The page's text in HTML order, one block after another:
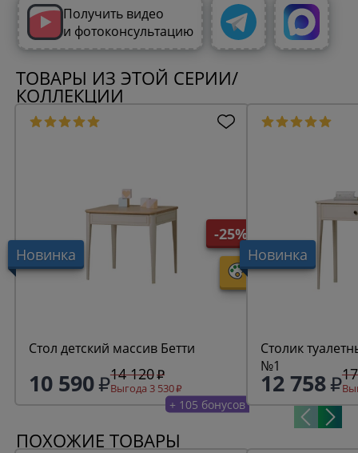
Получить видео
и фотоконсультацию
ТОВАРЫ ИЗ ЭТОЙ СЕРИИ/
КОЛЛЕКЦИИ
Новинка
-25%
Стол детский массив Бетти
10 590 14 120
Выгода 3 530
+ 105 бонусов
Новинка
Столик
№1
12 758
ПОХОЖИЕ ТОВАРЫ